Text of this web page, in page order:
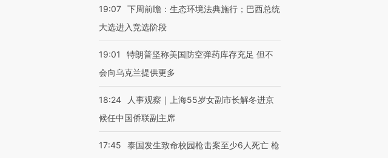
19:07 下周前瞻：生态环境法典施行；巴西总统
大选进入竞选阶段
19:01
特朗普坚称美国防空弹药库存充足 但不
会向乌克兰提供更多
18:24
人事观察｜上海55岁女副市长解冬进京
候任中国侨联副主席
17:45 泰国发生致命校园枪击案至少6人死亡 枪